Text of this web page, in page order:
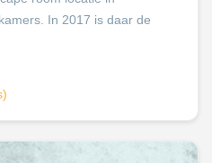
In 2017 is daar de